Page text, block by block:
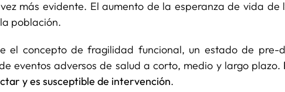
más evidente. El aumento de la esperanza de vida
población.
el concepto de fragilidad funcional, un estado de
eventos adversos de salud a corto, medio y largo plazo.
y es susceptible de intervención.